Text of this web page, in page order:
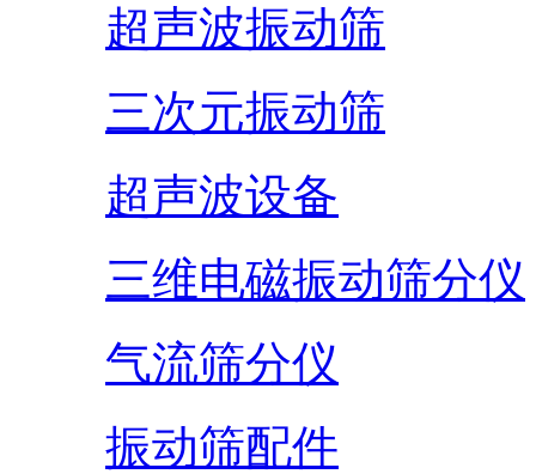
超声波振动筛
三次元振动筛
超声波设备
三维电磁振动筛分仪
气流筛分仪
振动筛配件